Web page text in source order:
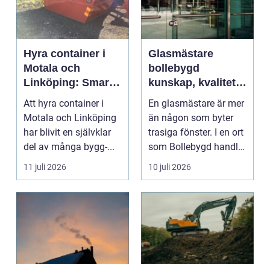
Hyra container i
Motala och
Linköping: Smart
avfallshantering
för projekt i alla
storlekar
Att hyra container i
Motala och Linköping
har blivit en självklar
del av många bygg-...
11 juli 2026
Glasmästare
bollebygd
kunskap, kvalitet
och smarta
glaslösningar
En glasmästare är mer
än någon som byter
trasiga fönster. I en ort
som Bollebygd handlar
yrket lika ...
10 juli 2026